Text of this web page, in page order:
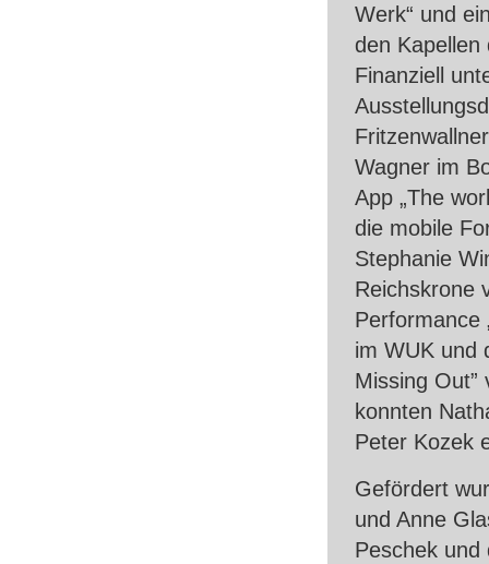
Werk“ und
den Kapellen
Finanziell
Wagner im
App „The
die mobile
Stephanie
Reichskrone
Performance
im WUK und
Missing
konnten
Peter Kozek
Gefördert
und Anne
Peschek und